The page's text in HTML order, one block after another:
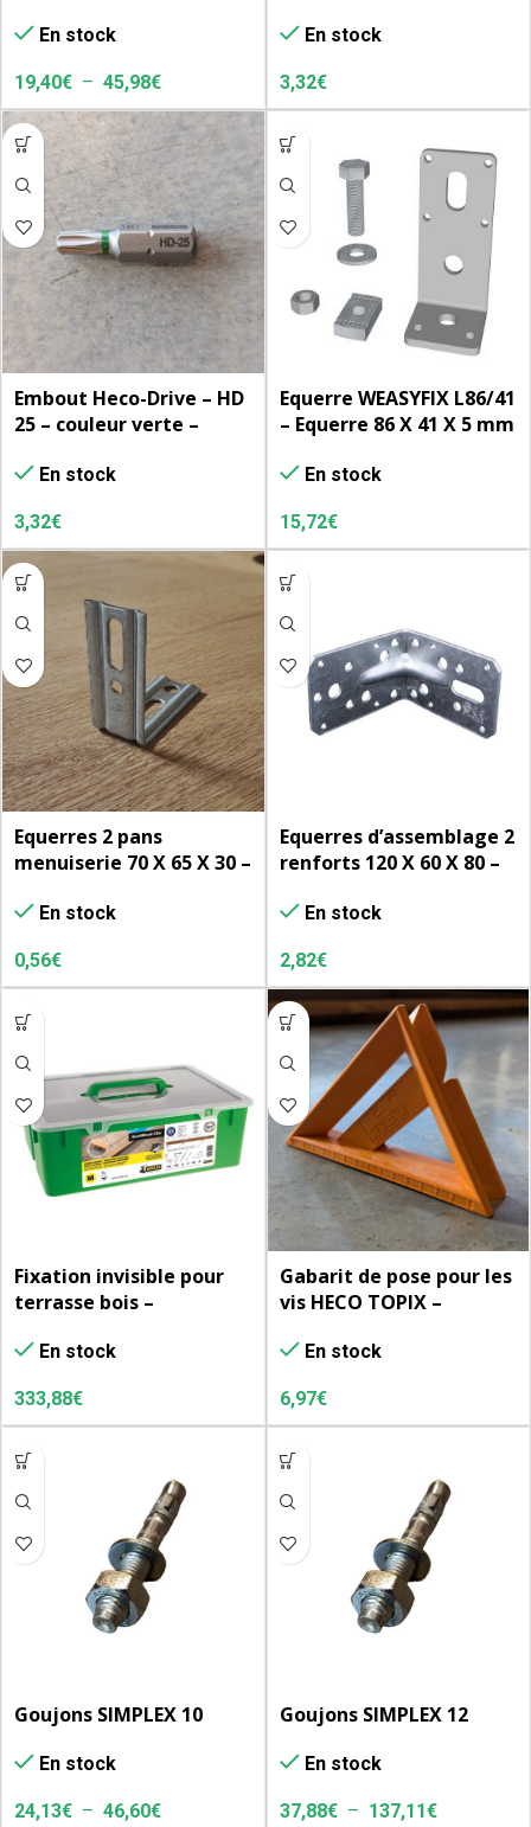
avec nervures de
En stock
19,40€ – 45,98€
En stock
3,32€
Embout Heco-Drive – HD
25 – couleur verte –
En stock
3,32€
Equerre WEASYFIX L86/41
– Equerre 86 X 41 X 5 mm
En stock
15,72€
Equerres 2 pans
menuiserie 70 X 65 X 30 –
En stock
0,56€
Equerres d’assemblage 2
renforts 120 X 60 X 80 –
perç. D. 20×13 – 50 u/cart.
En stock
2,82€
Fixation invisible pour
terrasse bois –
– 5mm – Kit de 27 m2
En stock
333,88€
Gabarit de pose pour les
vis HECO TOPIX –
En stock
6,97€
Goujons SIMPLEX 10
En stock
24,13€ – 46,60€
Goujons SIMPLEX 12
En stock
37,88€ – 137,11€